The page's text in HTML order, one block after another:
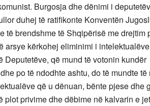
Burgosja dhe dënimi i
duhej të ratifikonte Konventën
të brendshme të Shqipërisë me drejtim
arsye kërkohej eliminimi i
Deputetëve, që mund të votonin kundër
po të ndodhte ashtu, do të mundte
që u dënuan, bënte pjese dhe
plot privime dhe dëbime në kalvarin e